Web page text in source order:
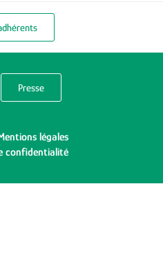
Presse
légales
confidentialité